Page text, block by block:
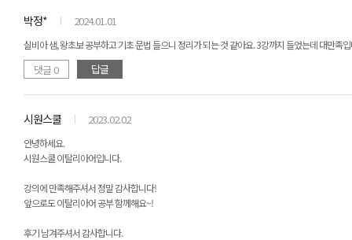
박정* 2024.01.01
실비아 샘, 왕초보 공부하고 기초 문법 들으니 정리가 되는 것 같아요. 3강까지 들었는데 대만족
댓글 0 답글
시원스쿨 2023.02.02
안녕하세요.
시원스쿨 이탈리아어입니다.
강의에 만족해주셔서 정말 감사합니다!
앞으로도 이탈리아어 공부 함께해요~!
후기 남겨주셔서 감사합니다.